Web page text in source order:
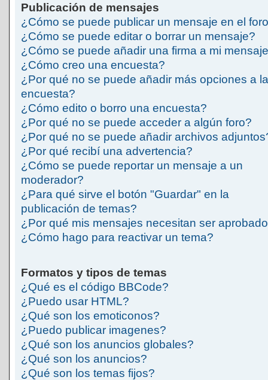
Publicación de mensajes
¿Cómo se puede publicar un mensaje en el
¿Cómo se puede editar o borrar un mensaje?
¿Cómo se puede añadir una firma a mi
¿Cómo creo una encuesta?
¿Por qué no se puede añadir más opciones a la
encuesta?
¿Cómo edito o borro una encuesta?
¿Por qué no se puede acceder a algún foro?
¿Por qué no se puede añadir archivos
¿Por qué recibí una advertencia?
¿Cómo se puede reportar un mensaje a un
moderador?
¿Para qué sirve el botón "Guardar" en la
publicación de temas?
¿Por qué mis mensajes necesitan ser
¿Cómo hago para reactivar un tema?
Formatos y tipos de temas
¿Qué es el código BBCode?
¿Puedo usar HTML?
¿Qué son los emoticonos?
¿Puedo publicar imagenes?
¿Qué son los anuncios globales?
¿Qué son los anuncios?
¿Qué son los temas fijos?